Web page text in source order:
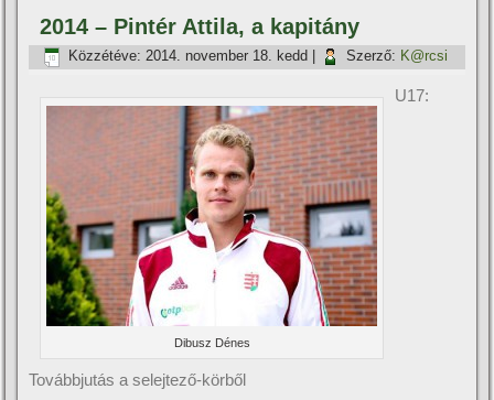
2014 – Pintér Attila, a kapitány
Közzétéve: 2014. november 18. kedd Szerző: K@rcsi
Dibusz Dénes
U17:
Továbbjutás a selejtező-körből